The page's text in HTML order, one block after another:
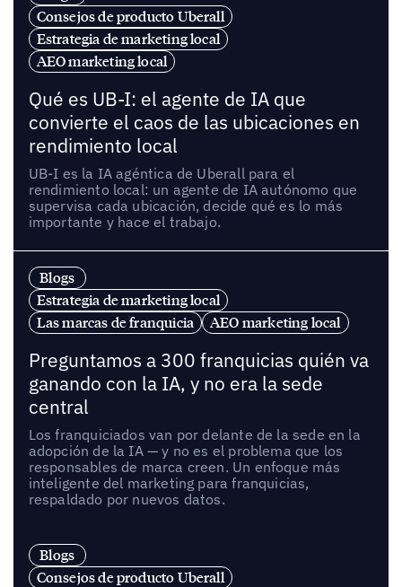
Consejos de producto Uberall
Estrategia de marketing local
AEO marketing local
Qué es UB-I: el agente de IA que
convierte el caos de las ubicaciones en
rendimiento local
UB-I es la IA agéntica de Uberall para el
rendimiento local: un agente de IA autónomo que
supervisa cada ubicación, decide qué es lo más
importante y hace el trabajo.
Blogs
Estrategia de marketing local
Las marcas de franquicia
AEO marketing local
Preguntamos a 300 franquicias quién va
ganando con la IA, y no era la sede
central
Los franquiciados van por delante de la sede en la
adopción de la IA — y no es el problema que los
responsables de marca creen. Un enfoque más
inteligente del marketing para franquicias,
respaldado por nuevos datos.
Blogs
Consejos de producto Uberall